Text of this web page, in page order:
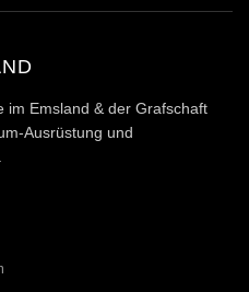
im Emsland & der Grafschaft
Ausrüstung und